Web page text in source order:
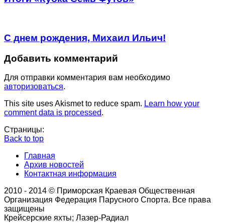
С днем рождения, Михаил Ильич!
Добавить комментарий
Для отправки комментария вам необходимо
авторизоваться.
This site uses Akismet to reduce spam. Learn how your
comment data is processed.
Страницы:
Back to top
Главная
Архив новостей
Контактная информация
2010 - 2014 © Приморская Краевая Общественная
Организация Федерация Парусного Спорта. Все права
защищены
Крейсерские яхты; Лазер-Радиал